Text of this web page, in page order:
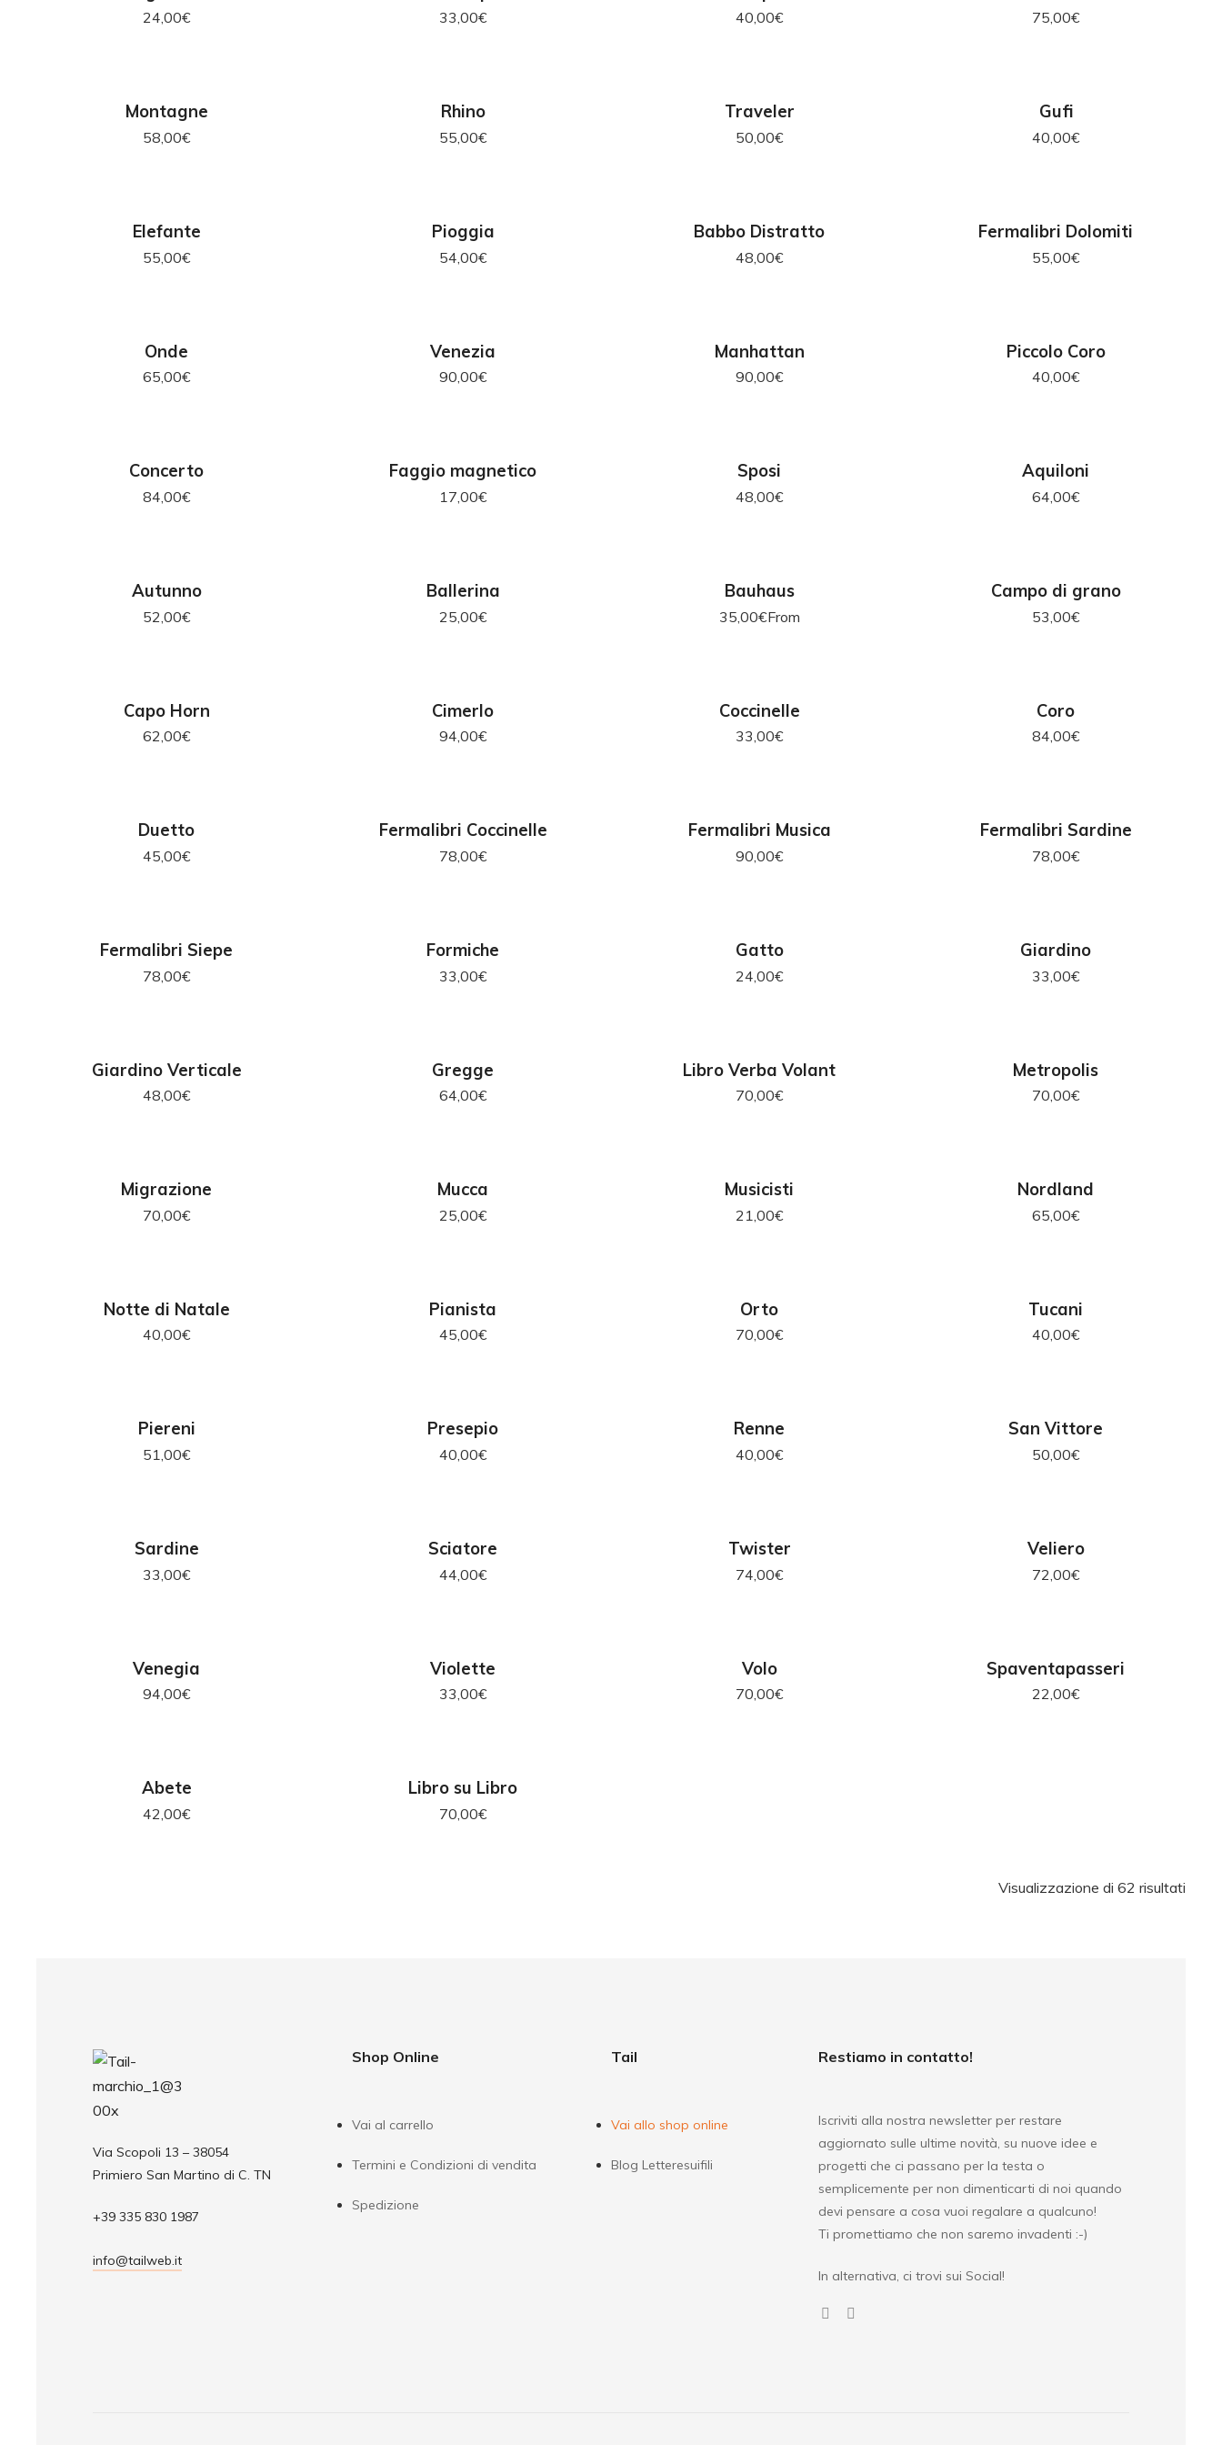
24,00€ 33,00€ 40,00€ 75,00€
AGGIUNGI AL CARRELLO
Montagne
58,00€
AGGIUNGI AL CARRELLO
Rhino
55,00€
AGGIUNGI AL CARRELLO
Traveler
50,00€
AGGIUNGI AL CARRELLO
Gufi
40,00€
AGGIUNGI AL CARRELLO
Elefante
55,00€
AGGIUNGI AL CARRELLO
Pioggia
54,00€
AGGIUNGI AL CARRELLO
Babbo Distratto
48,00€
AGGIUNGI AL CARRELLO
Fermalibri Dolomiti
55,00€
AGGIUNGI AL CARRELLO
Onde
65,00€
LEGGI TUTTO
Venezia
90,00€
LEGGI TUTTO
Manhattan
90,00€
AGGIUNGI AL CARRELLO
Piccolo Coro
40,00€
AGGIUNGI AL CARRELLO
Concerto
84,00€
AGGIUNGI AL CARRELLO
Faggio magnetico
17,00€
AGGIUNGI AL CARRELLO
Sposi
48,00€
AGGIUNGI AL CARRELLO
Aquiloni
64,00€
AGGIUNGI AL CARRELLO
Autunno
52,00€
AGGIUNGI AL CARRELLO
Ballerina
25,00€
SCEGLI
Bauhaus
From
35,00€
AGGIUNGI AL CARRELLO
Campo di grano
53,00€
AGGIUNGI AL CARRELLO
Capo Horn
62,00€
AGGIUNGI AL CARRELLO
Cimerlo
94,00€
AGGIUNGI AL CARRELLO
Coccinelle
33,00€
AGGIUNGI AL CARRELLO
Coro
84,00€
AGGIUNGI AL CARRELLO
Duetto
45,00€
AGGIUNGI AL CARRELLO
Fermalibri Coccinelle
78,00€
AGGIUNGI AL CARRELLO
Fermalibri Musica
90,00€
AGGIUNGI AL CARRELLO
Fermalibri Sardine
78,00€
AGGIUNGI AL CARRELLO
Fermalibri Siepe
78,00€
AGGIUNGI AL CARRELLO
Formiche
33,00€
AGGIUNGI AL CARRELLO
Gatto
24,00€
AGGIUNGI AL CARRELLO
Giardino
33,00€
AGGIUNGI AL CARRELLO
Giardino Verticale
48,00€
AGGIUNGI AL CARRELLO
Gregge
64,00€
AGGIUNGI AL CARRELLO
Libro Verba Volant
70,00€
AGGIUNGI AL CARRELLO
Metropolis
70,00€
AGGIUNGI AL CARRELLO
Migrazione
70,00€
AGGIUNGI AL CARRELLO
Mucca
25,00€
SCEGLI
Musicisti
21,00€
AGGIUNGI AL CARRELLO
Nordland
65,00€
AGGIUNGI AL CARRELLO
Notte di Natale
40,00€
AGGIUNGI AL CARRELLO
Pianista
45,00€
AGGIUNGI AL CARRELLO
Orto
70,00€
AGGIUNGI AL CARRELLO
Tucani
40,00€
AGGIUNGI AL CARRELLO
Piereni
51,00€
AGGIUNGI AL CARRELLO
Presepio
40,00€
AGGIUNGI AL CARRELLO
Renne
40,00€
AGGIUNGI AL CARRELLO
San Vittore
50,00€
AGGIUNGI AL CARRELLO
Sardine
33,00€
AGGIUNGI AL CARRELLO
Sciatore
44,00€
AGGIUNGI AL CARRELLO
Twister
74,00€
LEGGI TUTTO
Veliero
72,00€
AGGIUNGI AL CARRELLO
Venegia
94,00€
AGGIUNGI AL CARRELLO
Violette
33,00€
AGGIUNGI AL CARRELLO
Volo
70,00€
AGGIUNGI AL CARRELLO
Spaventapasseri
22,00€
AGGIUNGI AL CARRELLO
Abete
42,00€
SCEGLI
Libro su Libro
70,00€
Visualizzazione di 62 risultati
Via Scopoli 13 – 38054
Primiero San Martino di C. TN
+39 335 830 1987
info@tailweb.it
Shop Online
Vai al carrello
Termini e Condizioni di vendita
Spedizione
Tail
Vai allo shop online
Blog Letteresuifili
Restiamo in contatto!
Iscriviti alla nostra newsletter per restare
aggiornato sulle ultime novità, su nuove idee e
progetti che ci passano per la testa o
semplicemente per non dimenticarti di noi quando
devi pensare a cosa vuoi regalare a qualcuno!
Ti promettiamo che non saremo invadenti :-)
In alternativa, ci trovi sui Social!